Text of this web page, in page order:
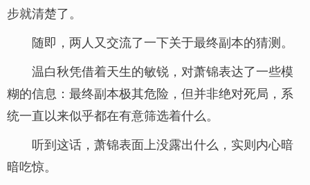
步就清楚了。
随即，两人又交流了一下关于最终副本的猜测。
温白秋凭借着天生的敏锐，对萧锦表达了一些模
糊的信息：最终副本极其危险，但并非绝对死局，系
统一直以来似乎都在有意筛选着什么。
听到这话，萧锦表面上没露出什么，实则内心暗
暗吃惊。